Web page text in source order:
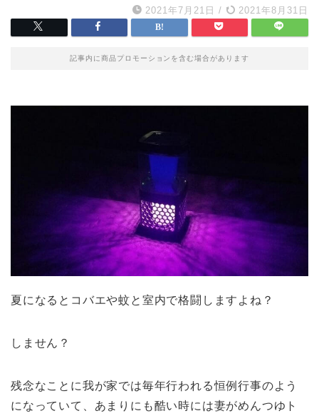
2021年7月21日 / 2021年8月31日
記事内に商品プロモーションを含む場合があります
夏になるとコバエや蚊と室内で格闘しますよね？
しません？
残念なことに我が家では毎年行われる恒例行事のよう
になっていて、あまりにも酷い時には妻がめんつゆト